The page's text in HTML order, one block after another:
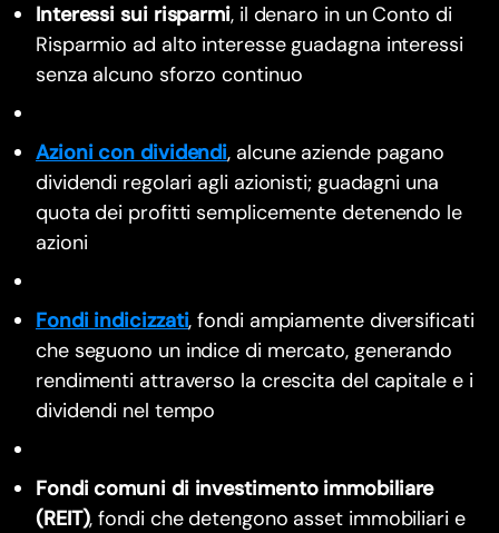
Interessi sui risparmi, il denaro in un Conto di
Risparmio ad alto interesse guadagna interessi
senza alcuno sforzo continuo
Azioni con dividendi, alcune aziende pagano
dividendi regolari agli azionisti; guadagni una
quota dei profitti semplicemente detenendo le
azioni
Fondi indicizzati, fondi ampiamente diversificati
che seguono un indice di mercato, generando
rendimenti attraverso la crescita del capitale e i
dividendi nel tempo
Fondi comuni di investimento immobiliare
(REIT), fondi che detengono asset immobiliari e